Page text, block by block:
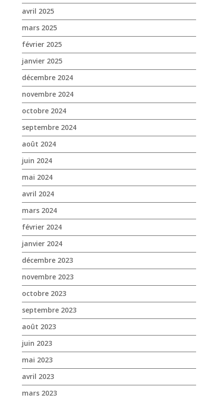
avril 2025
mars 2025
février 2025
janvier 2025
décembre 2024
novembre 2024
octobre 2024
septembre 2024
août 2024
juin 2024
mai 2024
avril 2024
mars 2024
février 2024
janvier 2024
décembre 2023
novembre 2023
octobre 2023
septembre 2023
août 2023
juin 2023
mai 2023
avril 2023
mars 2023